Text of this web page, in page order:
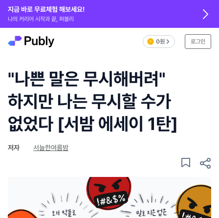
지금 바로 무료체험 해보세요!
나의 커리어 시작과 끝, 퍼블리
0원 로그인
"나쁜 말은 무시해버려"
하지만 나는 무시할 수가
없었다 [서밤 에세이 1탄]
저자 서늘한여름밤